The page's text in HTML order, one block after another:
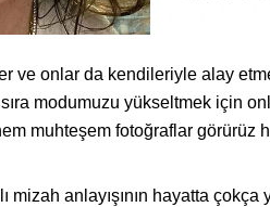
ve onlar da kendileriyle alay
modumuzu yükseltmek için
muhteşem fotoğraflar görürüz
mizah anlayışının hayatta